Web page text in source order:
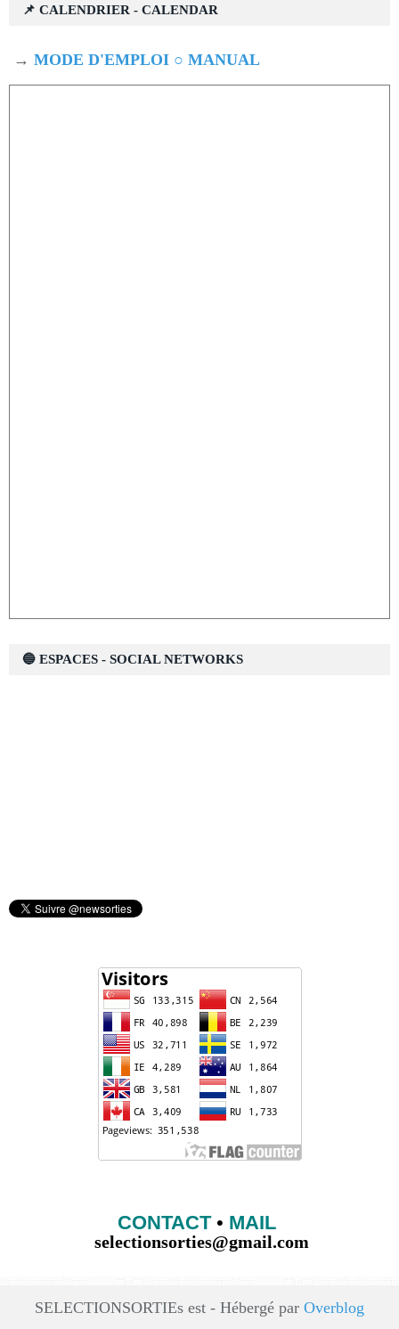
📌 CALENDRIER - CALENDAR
→ MODE D'EMPLOI ○ MANUAL
🔵 ESPACES - SOCIAL NETWORKS
CONTACT• MAIL
selectionsorties@gmail.com
SELECTIONSORTIEs est - Hébergé par Overblog